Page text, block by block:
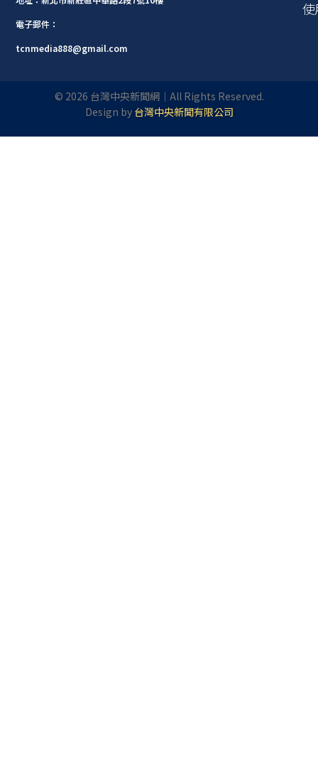
電子郵件：
tcnmedia888@gmail.com
© 2026 台灣中央新聞網｜All Rights Reserved.
Design by 台灣中央新聞有限公司